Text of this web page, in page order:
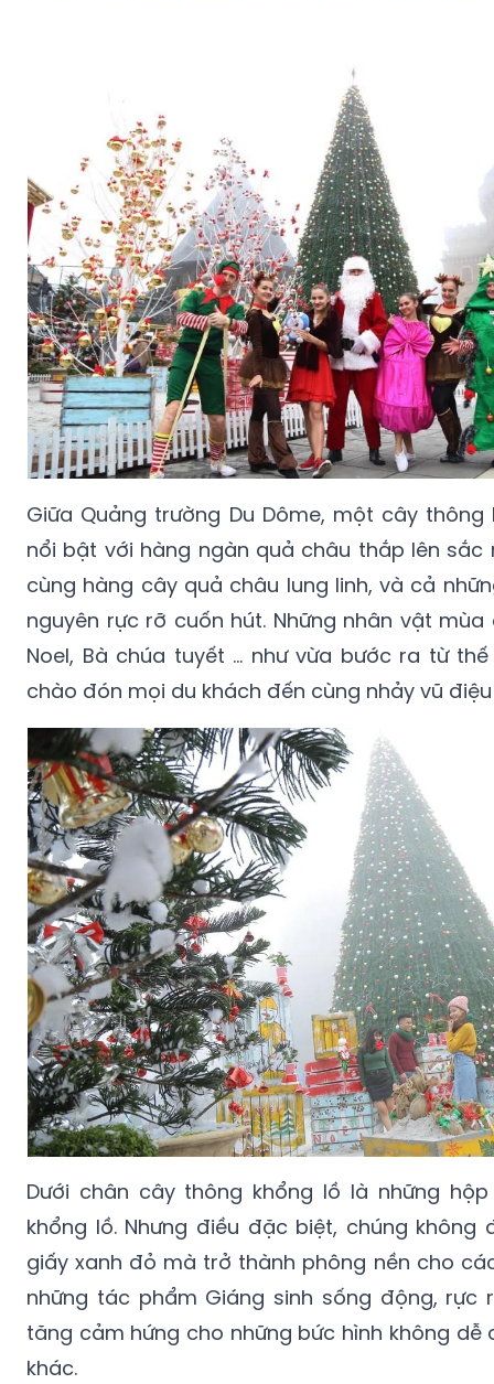
Giữa Quảng trường Du Dôme, một cây thông
nổi bật với hàng ngàn quả châu thắp lên sắc
cùng hàng cây quả châu lung linh, và cả
nguyên rực rỡ cuốn hút. Những nhân vật
Noel, Bà chúa tuyết … như vừa bước ra từ
chào đón mọi du khách đến cùng nhảy vũ
Dưới chân cây thông khổng lồ là những
khổng lồ. Nhưng điều đặc biệt, chúng
giấy xanh đỏ mà trở thành phông nền cho
những tác phẩm Giáng sinh sống động,
tăng cảm hứng cho những bức hình không dễ
khác.